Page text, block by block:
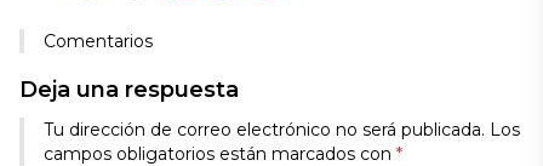
Comentarios
Deja una respuesta
Tu dirección de correo electrónico no será publicada. Los
campos obligatorios están marcados con *